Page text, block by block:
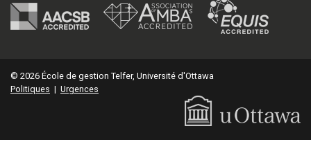
© 2026 École de gestion Telfer, Université d'Ottawa
Politiques | Urgences